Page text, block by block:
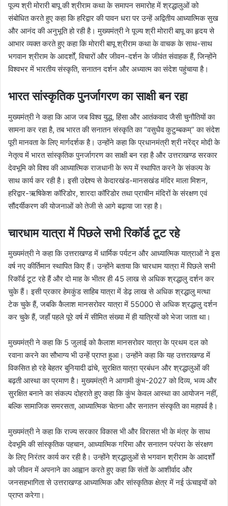
पूज्य श्री मोरारी बापू की श्रीराम कथा के समापन समारोह में श्रद्धालुओं को
संबोधित करते हुए कहा कि हरिद्वार की पावन धरा पर उन्हें अद्वितीय आध्यात्मिक सुख
और आनंद की अनुभूति हो रही है। मुख्यमंत्री ने पूज्य श्री मोरारी बापू का हृदय से
आभार व्यक्त करते हुए कहा कि मोरारी बापू श्रीराम कथा के वाचक के साथ-साथ
भगवान श्रीराम के आदर्शों, विचारों और जीवन-दर्शन के जीवंत संवाहक हैं, जिन्होंने
विश्वभर में भारतीय संस्कृति, सनातन दर्शन और अध्यात्म का संदेश पहुंचाया है।
भारत सांस्कृतिक पुनर्जागरण का साक्षी बन रहा
मुख्यमंत्री ने कहा कि आज जब विश्व युद्ध, हिंसा और आतंकवाद जैसी चुनौतियों का
सामना कर रहा है, तब भारत की सनातन संस्कृति का “वसुधैव कुटुम्बकम्” का संदेश
पूरी मानवता के लिए मार्गदर्शक है। उन्होंने कहा कि प्रधानमंत्री श्री नरेंद्र मोदी के
नेतृत्व में भारत सांस्कृतिक पुनर्जागरण का साक्षी बन रहा है और उत्तराखण्ड सरकार
देवभूमि को विश्व की आध्यात्मिक राजधानी के रूप में स्थापित करने के संकल्प के
साथ कार्य कर रही है। इसी उद्देश्य से केदारखंड-मानसखंड मंदिर माला मिशन,
हरिद्वार-ऋषिकेश कॉरिडोर, शारदा कॉरिडोर तथा प्राचीन मंदिरों के संरक्षण एवं
सौंदर्यीकरण की योजनाओं को तेजी से आगे बढ़ाया जा रहा है।
चारधाम यात्रा में पिछले सभी रिकॉर्ड टूट रहे
मुख्यमंत्री ने कहा कि उत्तराखण्ड में धार्मिक पर्यटन और आध्यात्मिक यात्राओं ने इस
वर्ष नए कीर्तिमान स्थापित किए हैं। उन्होंने बताया कि चारधाम यात्रा में पिछले सभी
रिकॉर्ड टूट रहे हैं और दो माह के भीतर ही 45 लाख से अधिक श्रद्धालु दर्शन कर
चुके हैं। इसी प्रकार हेमकुंड साहिब यात्रा में डेढ़ लाख से अधिक श्रद्धालु मत्था
टेक चुके हैं, जबकि कैलाश मानसरोवर यात्रा में 55000 से अधिक श्रद्धालु दर्शन
कर चुके हैं, जहाँ पहले पूरे वर्ष में सीमित संख्या में ही यात्रियों को भेजा जाता था।
मुख्यमंत्री ने कहा कि 5 जुलाई को कैलाश मानसरोवर यात्रा के प्रथम दल को
रवाना करने का सौभाग्य भी उन्हें प्राप्त हुआ। उन्होंने कहा कि यह उत्तराखण्ड में
विकसित हो रहे बेहतर बुनियादी ढांचे, सुरक्षित यात्रा प्रबंधन और श्रद्धालुओं की
बढ़ती आस्था का प्रमाण है। मुख्यमंत्री ने आगामी कुंभ-2027 को दिव्य, भव्य और
सुरक्षित बनाने का संकल्प दोहराते हुए कहा कि कुंभ केवल आस्था का आयोजन नहीं,
बल्कि सामाजिक समरसता, आध्यात्मिक चेतना और सनातन संस्कृति का महापर्व है।
मुख्यमंत्री ने कहा कि राज्य सरकार विकास भी और विरासत भी के मंत्र के साथ
देवभूमि की सांस्कृतिक पहचान, आध्यात्मिक गरिमा और सनातन परंपरा के संरक्षण
के लिए निरंतर कार्य कर रही है। उन्होंने श्रद्धालुओं से भगवान श्रीराम के आदर्शों
को जीवन में अपनाने का आह्वान करते हुए कहा कि संतों के आशीर्वाद और
जनसहभागिता से उत्तराखण्ड आध्यात्मिक और सांस्कृतिक क्षेत्र में नई ऊंचाइयों को
प्राप्त करेगा।